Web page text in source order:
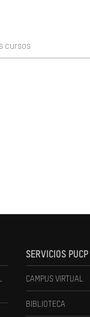
cursos
SERVICIOS PUCP
CAMPUS VIRTUAL
BIBLIOTECA